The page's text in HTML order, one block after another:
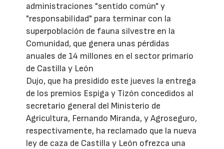
administraciones "sentido común" y
"responsabilidad" para terminar con la
superpoblación de fauna silvestre en la
Comunidad, que genera unas pérdidas
anuales de 14 millones en el sector primario
de Castilla y León
Dujo, que ha presidido este jueves la entrega
de los premios Espiga y Tizón concedidos al
secretario general del Ministerio de
Agricultura, Fernando Miranda, y Agroseguro,
respectivamente, ha reclamado que la nueva
ley de caza de Castilla y León ofrezca una